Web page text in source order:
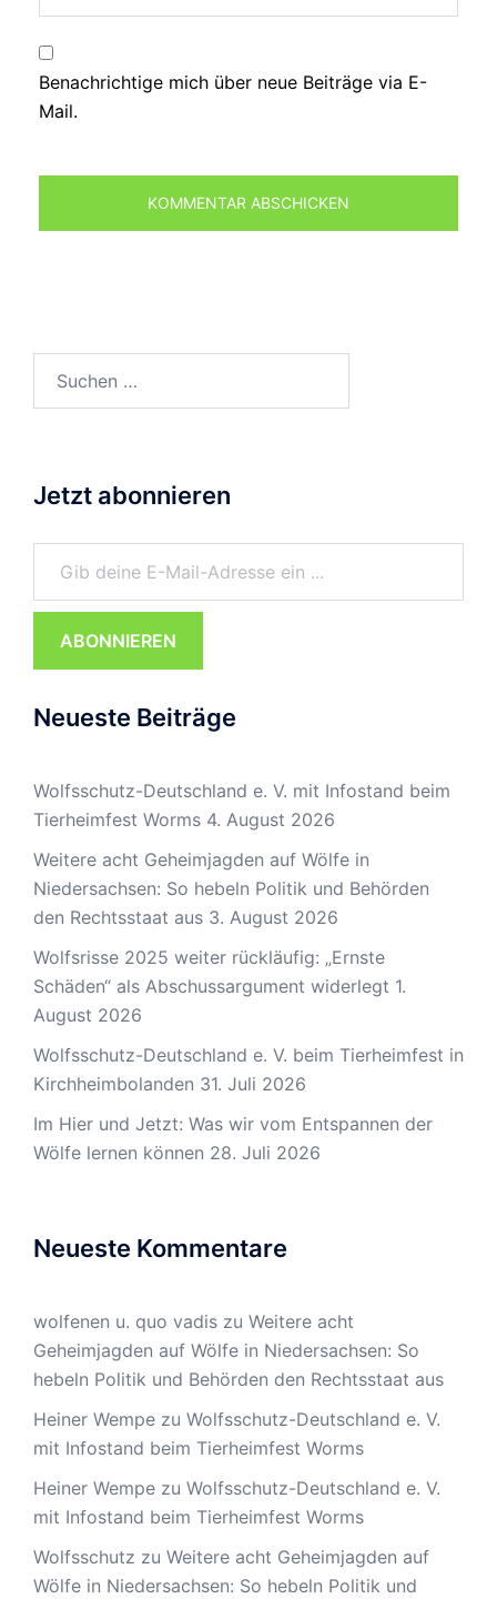
Benachrichtige mich über neue Beiträge via E-
Mail.
Jetzt abonnieren
Gib deine E-Mail-Adresse ein ...
ABONNIEREN
Neueste Beiträge
Wolfsschutz-Deutschland e. V. mit Infostand beim
Tierheimfest Worms 4. August 2026
Weitere acht Geheimjagden auf Wölfe in
Niedersachsen: So hebeln Politik und Behörden
den Rechtsstaat aus 3. August 2026
Wolfsrisse 2025 weiter rückläufig: „Ernste
Schäden“ als Abschussargument widerlegt 1.
August 2026
Wolfsschutz-Deutschland e. V. beim Tierheimfest in
Kirchheimbolanden 31. Juli 2026
Im Hier und Jetzt: Was wir vom Entspannen der
Wölfe lernen können 28. Juli 2026
Neueste Kommentare
wolfenen u. quo vadis zu Weitere acht
Geheimjagden auf Wölfe in Niedersachsen: So
hebeln Politik und Behörden den Rechtsstaat aus
Heiner Wempe zu Wolfsschutz-Deutschland e. V.
mit Infostand beim Tierheimfest Worms
Heiner Wempe zu Wolfsschutz-Deutschland e. V.
mit Infostand beim Tierheimfest Worms
Wolfsschutz zu Weitere acht Geheimjagden auf
Wölfe in Niedersachsen: So hebeln Politik und